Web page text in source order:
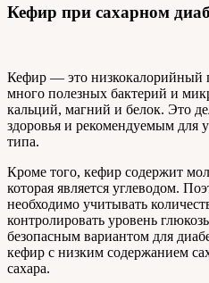
Кефир при сахарном
Кефир — это низкокалорийный
много полезных бактерий и
кальций, магний и белок. Это
здоровья и рекомендуемым для
типа.
Кроме того, кефир содержит
которая является углеводом.
необходимо учитывать
контролировать уровень
безопасным вариантом для
кефир с низким содержанием
сахара.